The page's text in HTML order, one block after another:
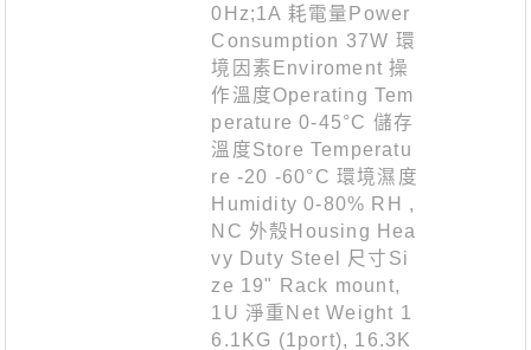
0Hz;1A 耗電量Power
Consumption 37W 環
境因素Enviroment 操
作溫度Operating Tem
perature 0-45°C 儲存
溫度Store Temperatu
re -20 -60°C 環境濕度
Humidity 0-80% RH ,
NC 外殼Housing Hea
vy Duty Steel 尺寸Si
ze 19" Rack mount,
1U 淨重Net Weight 1
6.1KG (1port), 16.3K